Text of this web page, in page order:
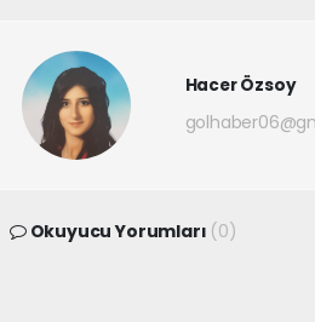
Hacer Özsoy
Okuyucu Yorumları (0)